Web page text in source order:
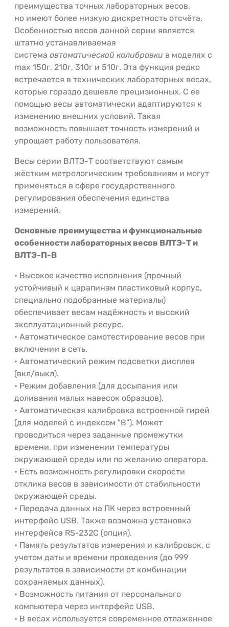
преимущества точных лабораторных весов,
но имеют более низкую дискретность отсчёта.
Особенностью весов данной серии является
штатно устанавливаемая
система автоматической калибровки в моделях с
max 150г, 210г, 310г и 510г. Эта функция редко
встречается в технических лабораторных весах,
которые гораздо дешевле прецизионных. С ее
помощью весы автоматически адаптируются к
изменению внешних условий. Такая
возможность повышает точность измерений и
упрощает работу пользователя.
Весы серии ВЛТЭ-Т соответствуют самым
жёстким метрологическим требованиям и могут
применяться в сфере государственного
регулирования обеспечения единства
измерений.
Основные преимущества и функциональные
особенности лабораторных весов ВЛТЭ-Т и
ВЛТЭ-П-В
• Высокое качество исполнения (прочный
устойчивый к царапинам пластиковый корпус,
специально подобранные материалы)
обеспечивает весам надёжность и высокий
эксплуатационный ресурс.
• Автоматическое самотестирование весов при
включении в сеть.
• Автоматический режим подсветки дисплея
(вкл/выкл).
• Режим добавления (для досыпания или
доливания малых навесок образцов).
• Автоматическая калибровка встроенной гирей
(для моделей с индексом "В"). Может
проводиться через заданные промежутки
времени, при изменении температуры
окружающей среды или по желанию оператора.
• Есть возможность регулировки скорости
отклика весов в зависимости от стабильности
окружающей среды.
• Передача данных на ПК через встроенный
интерфейс USB. Также возможна установка
интерфейса RS-232C (опция).
• Память результатов измерения и калибровок, с
учетом даты и времени проведения (до 999
результатов в зависимости от комбинации
сохраняемых данных).
• Возможность питания от персонального
компьютера через интерфейс USB.
• В весах используется современное отлаженное